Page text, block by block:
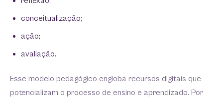
conceitualização;
ação;
avaliação.
Esse modelo pedagógico engloba recursos digitais que
potencializam o processo de ensino e aprendizado. Por